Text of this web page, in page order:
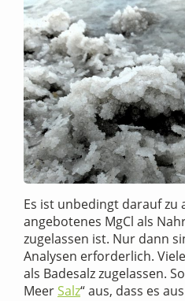
Es ist unbedingt darauf zu
angebotenes MgCl als
zugelassen ist. Nur dann
Analysen erforderlich.
als Badesalz zugelassen.
MeerSalz“ aus, dass es